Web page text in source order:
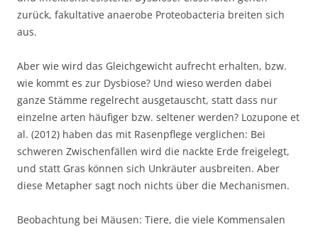
zurück, fakultative anaerobe Proteobacteria breiten sich
aus.
Aber wie wird das Gleichgewicht aufrecht erhalten, bzw.
wie kommt es zur Dysbiose? Und wieso werden dabei
ganze Stämme regelrecht ausgetauscht, statt dass nur
einzelne arten häufiger bzw. seltener werden? Lozupone et
al. (2012) haben das mit Rasenpflege verglichen: Bei
schweren Zwischenfällen wird die nackte Erde freigelegt,
und statt Gras können sich Unkräuter ausbreiten. Aber
diese Metapher sagt noch nichts über die Mechanismen.
Beobachtung bei Mäusen: Tiere, die viele Kommensalen